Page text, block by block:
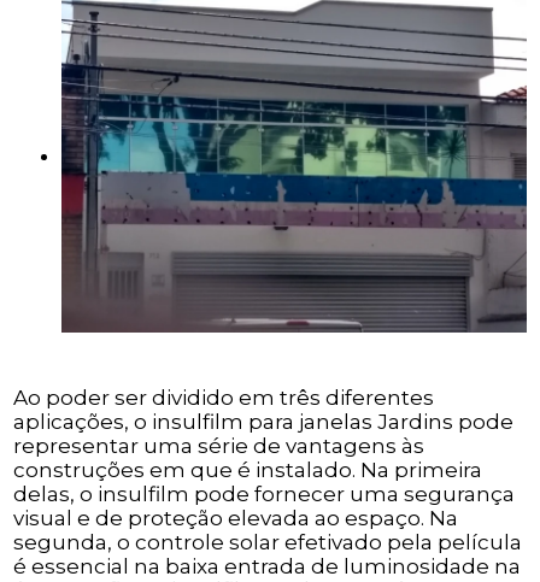
Ao poder ser dividido em três diferentes
aplicações, o insulfilm para janelas Jardins pode
representar uma série de vantagens às
construções em que é instalado. Na primeira
delas, o insulfilm pode fornecer uma segurança
visual e de proteção elevada ao espaço. Na
segunda, o controle solar efetivado pela película
é essencial na baixa entrada de luminosidade na